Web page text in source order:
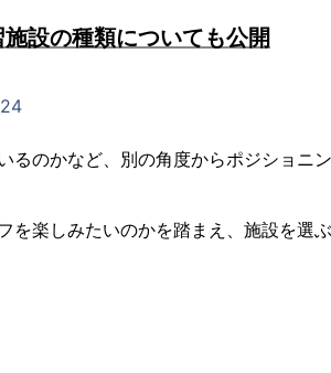
設の種類についても公開
のかなど、別の角度からポジショニ
を楽しみたいのかを踏まえ、施設を選